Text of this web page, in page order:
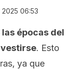
06:53
épocas del
vestirse. Esto
ya que